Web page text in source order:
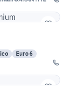
Euro 6